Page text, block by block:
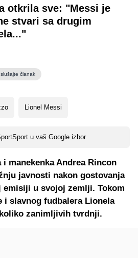
otkrila sve: "Messi je
stvari sa drugim
članak
Lionel Messi
u vaš Google izbor
manekenka Andrea Rincon
javnosti nakon gostovanja
u svojoj zemlji. Tokom
i slavnog fudbalera Lionela
zanimljivih tvrdnji.